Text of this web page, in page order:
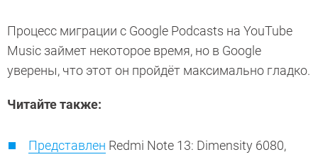
Процесс миграции с Google Podcasts на YouTube
Music займет некоторое время, но в Google
уверены, что этот он пройдёт максимально гладко.
Читайте также:
Представлен Redmi Note 13: Dimensity 6080,